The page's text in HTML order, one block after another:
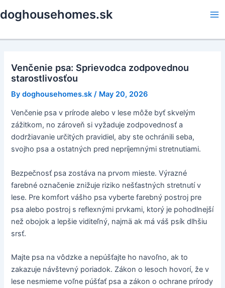
to
doghousehomes.sk
Venčenie psa: Sprievodca zodpovednou
starostlivosťou
Bydoghousehomes.sk / May 20, 2026
Venčenie psa v prírode alebo v lese môže byť skvelým
zážitkom, no zároveň si vyžaduje zodpovednosť a
dodržiavanie určitých pravidiel, aby ste ochránili seba,
svojho psa a ostatných pred nepríjemnými stretnutiami.
Bezpečnosť psa zostáva na prvom mieste. Výrazné
farebné označenie znižuje riziko nešťastných stretnutí v
lese. Pre komfort vášho psa vyberte farebný postroj pre
psa alebo postroj s reflexnými prvkami, ktorý je pohodlnejší
než obojok a lepšie viditeľný, najmä ak má váš psík dlhšiu
srsť.
Majte psa na vôdzke a nepúšťajte ho navoľno, ak to
zakazuje návštevný poriadok. Zákon o lesoch hovorí, že v
lese nesmieme voľne púšťať psa a zákon o ochrane prírody